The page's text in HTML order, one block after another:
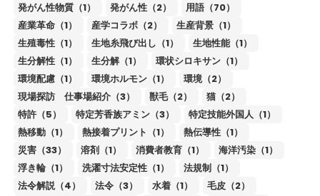
発がん性物質（1）
発がん性（2）
用語（70）
産業革命（1）
産学コラボ（2）
生産背景（1）
生殖毒性（1）
生地糸飛び出し（1）
生地性能（1）
生分解性（1）
生分解（1）
環状シロキサン（1）
環境配慮（1）
環境ホルモン（1）
環境（2）
現場探訪 仕事場紹介（3）
獣毛（2）
猫（2）
特許（5）
特定芳香族アミン（3）
特定技能外国人（1）
熱移動（1）
熱接着プリント（1）
熱伝導性（1）
災害（33）
溶剤（1） 消費者教育（1）
海洋汚染（1）
浮き輪（1）
洗濯寸法安定性（1）
法規制（1）
法令解説（4）
法令（3） 水着（1）
毛皮（2）